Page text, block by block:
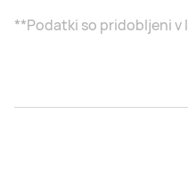
**Podatki so pridobljeni v